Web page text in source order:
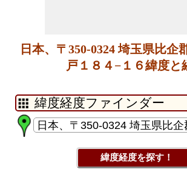
日本、〒350-0324 埼玉県比企
戸１８４−１６緯度と